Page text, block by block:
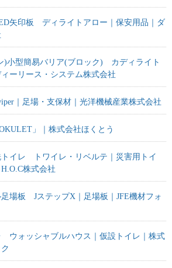
矢印板 ディライトアロー｜保安用品｜ダ
)小型簡易バリア(ブロック) カディライト
ィーリース・システム株式会社
｜足場・支保材｜光洋機械産業株式会社
」｜株式会社ほくとう
イレ トワイレ・リベルテ｜災害用トイ
株式会社
場板 JステップX｜足場板｜JFE機材フォ
ウォッシャブルハウス｜仮設トイレ｜株式